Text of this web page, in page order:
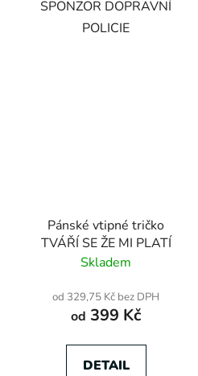
SPONZOR DOPRAVNÍ
POLICIE
Pánské vtipné tričko
TVÁŘÍ SE ŽE MI PLATÍ
Skladem
od 329,75 Kč bez DPH
od 399 Kč
DETAIL